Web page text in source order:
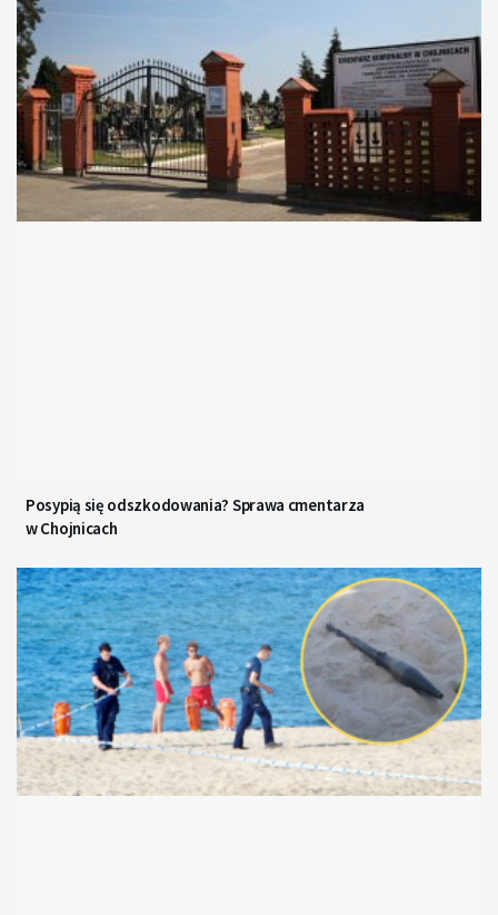
Posypią się odszkodowania? Sprawa cmentarza
w Chojnicach